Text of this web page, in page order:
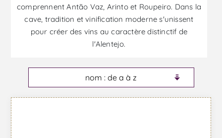
comprennent Antão Vaz, Arinto et Roupeiro. Dans la
cave, tradition et vinification moderne s'unissent
pour créer des vins au caractère distinctif de
l'Alentejo.